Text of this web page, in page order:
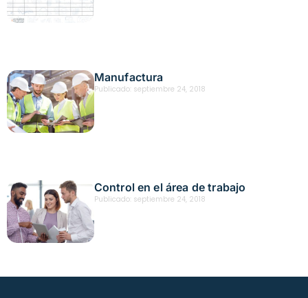
Manufactura
Publicado: septiembre 24, 2018
Control en el área de trabajo
Publicado: septiembre 24, 2018